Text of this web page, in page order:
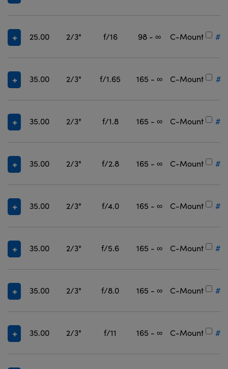
25.00 2/3" f/16 98 - ∞ C-Mount
35.00 2/3" f/1.65 165 - ∞ C-Mount
35.00 2/3" f/1.8 165 - ∞ C-Mount
35.00 2/3" f/2.8 165 - ∞ C-Mount
35.00 2/3" f/4.0 165 - ∞ C-Mount
35.00 2/3" f/5.6 165 - ∞ C-Mount
35.00 2/3" f/8.0 165 - ∞ C-Mount
35.00 2/3" f/11 165 - ∞ C-Mount